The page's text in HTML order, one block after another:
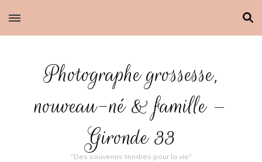
Photographe grossesse,
nouveau-né & famille –
Gironde 33
"Des souvenirs tendres pour la vie"